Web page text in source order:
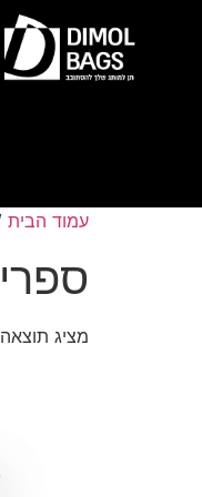
עמוד הבית
מציג